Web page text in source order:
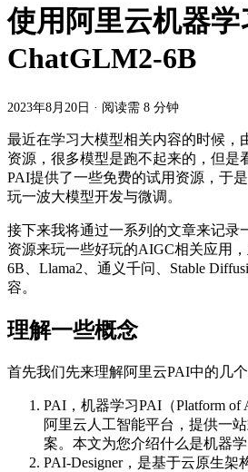
使用阿里云机器
ChatGLM2-6B
2023年8月20日 · 阅读需 8 分钟
最近在学习大模型相关内容的时候，
资源，很多模型是跑不起来的，但是
PAI提供了一些免费的试用资源，于
玩一波大模型开发与微调。
接下来我将通过一系列的文章来记录
资源来玩一些好玩的AIGC相关应用
6B、Llama2、通义千问、Stable
容。
理解一些概念
首先我们先来理解阿里云PAI中的几个
PAI，机器学习PAI（Platform of
阿里云人工智能平台，提供一
案。本文为您介绍什么是机器学
PAI-Designer，是基于云原生架